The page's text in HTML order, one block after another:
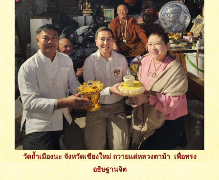
วัดถ้ำเมืองนะ จังหวัดเชียงใหม่ ถวายแด่หลวงตาม้า เพื่อทรง
อธิษฐานจิต